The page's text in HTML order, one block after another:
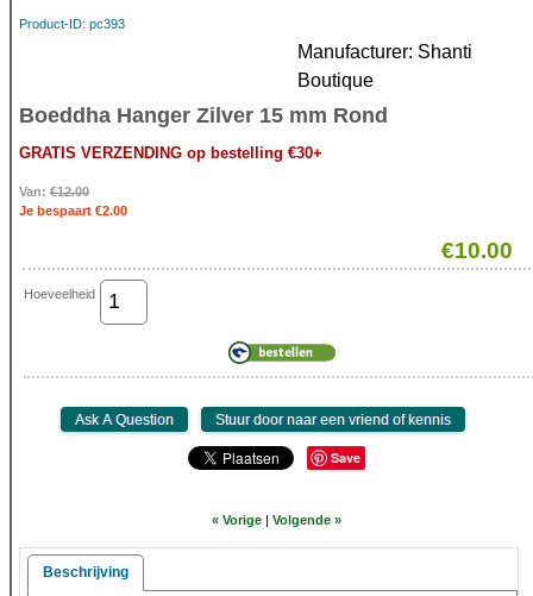
Product-ID pc393
Manufacturer Shanti
Boutique
Boeddha Hanger Zilver 15 mm Rond
GRATIS VERZENDING op bestelling €30+
Van: €12.00
Je bespaart €2.00
€10.00
Hoeveelheid
Save
« Vorige | Volgende »
Beschrijving